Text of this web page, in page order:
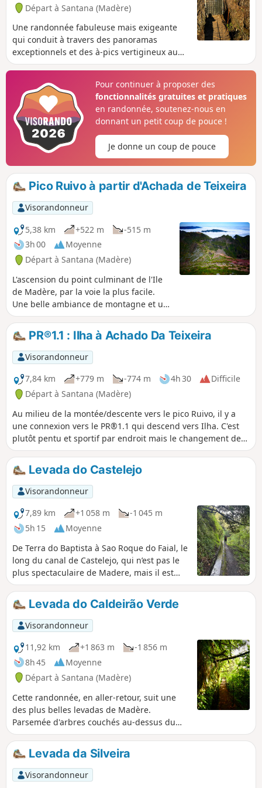
Départ à Santana (Madère)
Une randonnée fabuleuse mais exigeante
qui conduit à travers des panoramas
exceptionnels et des à-pics vertigineux au
plus haut sommet de l’île. Bien que le
ne pas convenir aux personnes sujettes au
vertige. Chemin entièrement dallé de bout
en bout et passage de tunnels. N.B. Le
dénivelé affiché est manifestement
surestimé (ce qui arrive en terrain très
escarpé comme ici) : compter de l'ordre de
incendies 2024.
Pour continuer à proposer des
fonctionnalités gratuites et pratiques
en randonnée, soutenez-nous en
donnant un petit coup de pouce !
Je donne un coup de pouce
Pico Ruivo à partir d'Achada de Teixeira
Visorandonneur
5,38 km
+522 m
-515 m
3h 00
Moyenne
Départ à Santana (Madère)
L'ascension du point culminant de l'Ile
de Madère, par la voie la plus facile.
Une belle ambiance de montagne et un
superbe panorama à 360° au sommet.
PR®1.1 : Ilha à Achado Da Teixeira
Visorandonneur
7,84 km
+779 m -774 m 4h 30
Difficile
Départ à Santana (Madère)
Au milieu de la montée/descente vers le pico Ruivo, il y a
une connexion vers le PR®1.1 qui descend vers Ilha. C'est
plutôt pentu et sportif par endroit mais le changement de
végétation rend cette partie très plaisante. La randonnée ne
va pas trop loin (-300m de dénivelé) car il fallait remonter
pour retourner au parking à Achado do Texeira (départ vers
le Pico Ruivo). Pour les plus motivés en revanche il y a la
possibilité de vraiment descendre et rejoindre la Levada do
Caldeirão Verde puis remonter vers le remonter vers
Achado do Texeira.
Levada do Castelejo
Visorandonneur
7,89 km
+1 058 m
-1 045 m
5h 15
Moyenne
De Terra do Baptista à Sao Roque do Faial, le
long du canal de Castelejo, qui n’est pas le
plus spectaculaire de Madere, mais il est
peu fréquenté et offre de beaux paysages
dans la vallée du Ribeiro Frio.Remarques : -
le dénivelé mentionné est erroné, il s'agit,
seulement, de 350 m en descente et 400 m
en montée. Et compter 3 heures- prévoir 10€
par personne pour revenir au point de
départ, en taxi, depuis Sao Roque
Levada do Caldeirão Verde
Visorandonneur
11,92 km
+1 863 m
-1 856 m
8h 45
Moyenne
Départ à Santana (Madère)
Cette randonnée, en aller-retour, suit une
des plus belles levadas de Madère.
Parsemée d'arbres couchés au-dessus du
canal et de tunnels, elle vous mène au
"Chaudron Vert", un petit cirque où s'écoule
un belle cascade haute d'une centaine de
mètres. Les passages dans les tunnels,
éclairés à l'aide des frontales, animeront la
Levada da Silveira
Visorandonneur